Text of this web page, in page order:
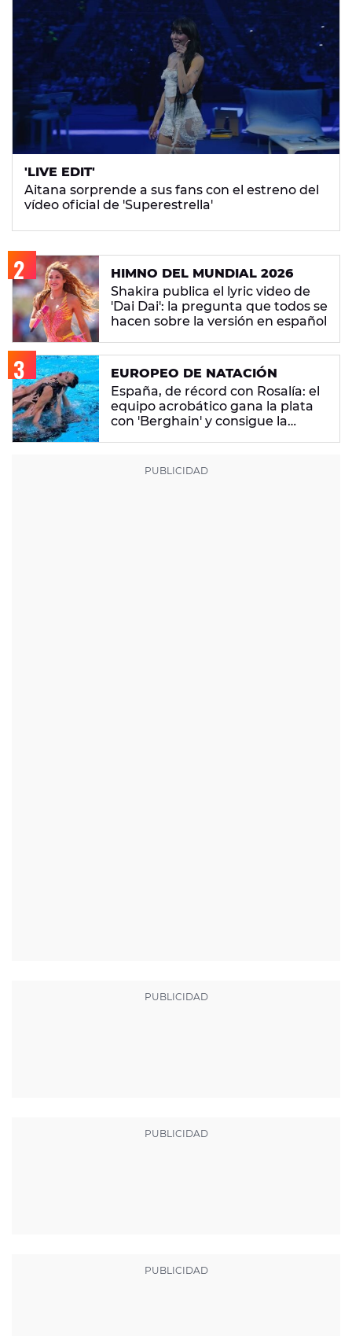
'LIVE EDIT'
Aitana sorprende a sus fans con el estreno del
vídeo oficial de 'Superestrella'
HIMNO DEL MUNDIAL 2026
Shakira publica el lyric video de
'Dai Dai': la pregunta que todos se
hacen sobre la versión en español
EUROPEO DE NATACIÓN
España, de récord con Rosalía: el
equipo acrobático gana la plata
con 'Berghain' y consigue la